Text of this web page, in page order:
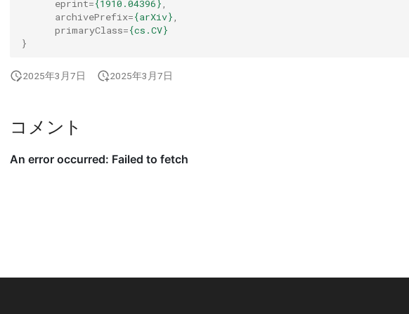
eprint={1910.04396}
archivePrefix={arXiv}
primaryClass={cs.CV}
}
2025年3月7日 2025年3月7日
コメント